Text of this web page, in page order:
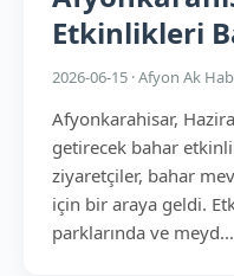
Etkinlikleri
2026-06-15 · Afyon Ak
Afyonkarahisar,
getirecek bahar
ziyaretçiler, bahar
için bir araya geldi.
parklarında ve meyd...